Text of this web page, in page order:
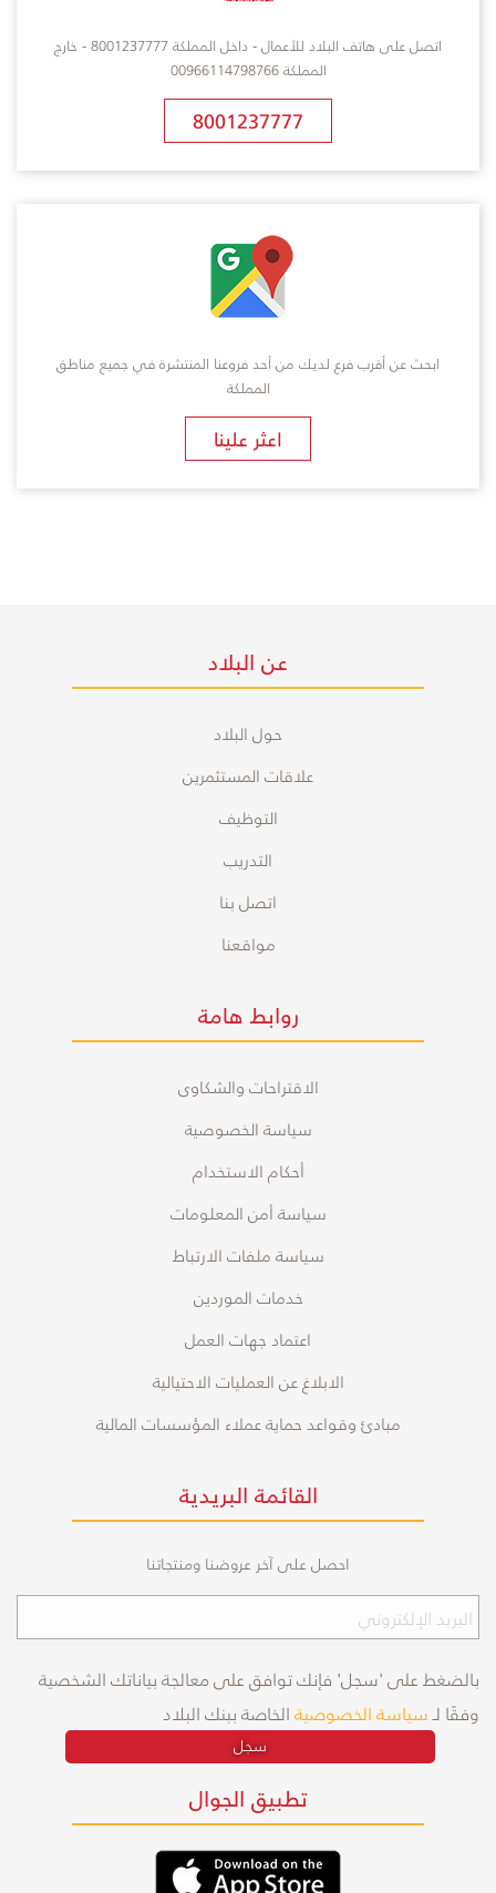
اتصل على هاتف البلاد للأعمال - داخل المملكة 8001237777 - خارج
المملكة 00966114798766
8001237777
ابحث عن أقرب فرع لديك من أحد فروعنا المنتشرة في جميع مناطق
المملكة
​اعثر علينا
عن البلاد
حول البلاد
علاقات المستثمرين
التوظيف
التدريب
اتصل بنا
مواقعنا
روابط هامة
الاقتراحات والشكاوى
سياسة الخصوصية
أحكام الاستخدام
سياسة أمن المعلومات
سياسة ملفات الارتباط
خدمات الموردين
اعتماد جهات العمل
الابلاغ عن العمليات الاحتيالية
مبادئ وقواعد حماية عملاء المؤسسات المالية
القائمة البريدية
احصل على آخر عروضنا ومنتجاتنا
بالضغط على 'سجل' فإنك توافق على معالجة بياناتك الشخصية
وفقًا لـسياسة الخصوصيةالخاصة ببنك البلاد
سجل
تطبيق الجوال